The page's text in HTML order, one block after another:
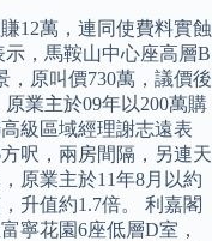
12萬，連同使費料實蝕
，馬鞍山中心座高層B
，原叫價730萬，議價後
業主於09年以200萬購
級區域經理謝志遠表
呎，兩房間隔，另連天
原業主於11年8月以約
升值約1.7倍。 利嘉閣
寧花園6座低層D室，